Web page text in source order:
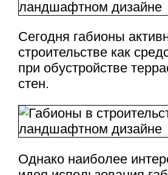
Сегодня габионы
строительстве как
при обустройстве
стен.
Однако наиболее